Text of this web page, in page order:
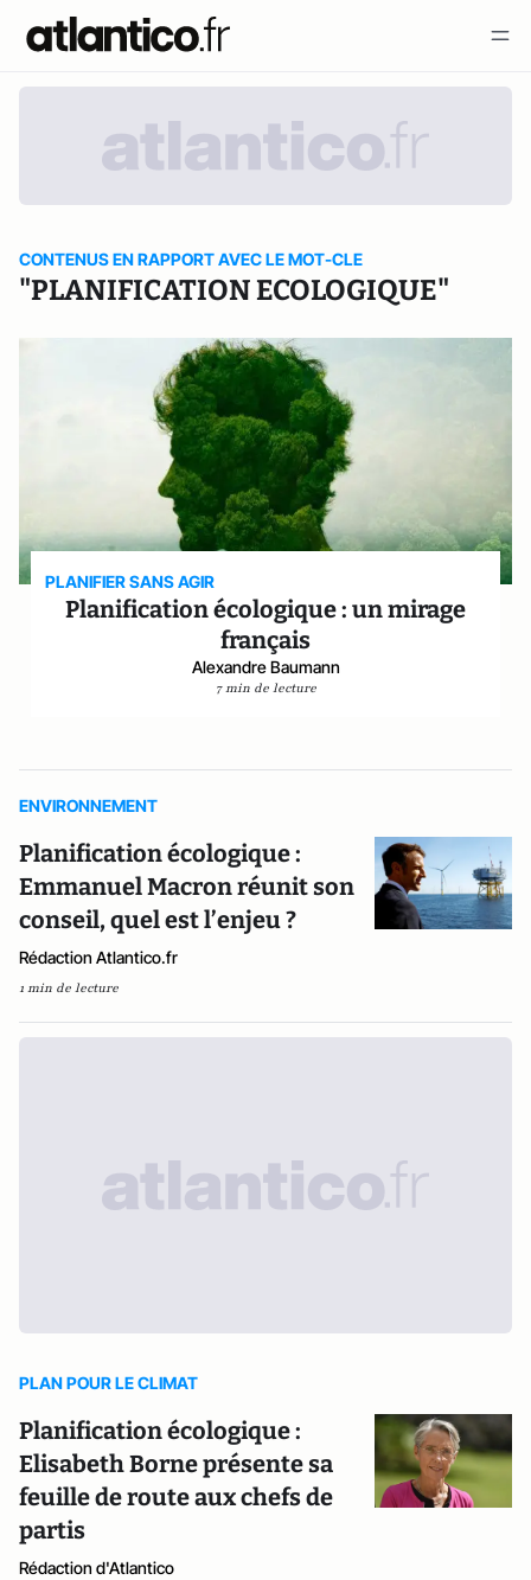
CONTENUS EN RAPPORT AVEC LE MOT-CLE
"PLANIFICATION ECOLOGIQUE"
PLANIFIER SANS AGIR
Planification écologique : un mirage
français
Alexandre Baumann
7 min de lecture
ENVIRONNEMENT
Planification écologique :
Emmanuel Macron réunit son
conseil, quel est l’enjeu ?
Rédaction Atlantico.fr
1 min de lecture
PLAN POUR LE CLIMAT
Planification écologique :
Elisabeth Borne présente sa
feuille de route aux chefs de
partis
Rédaction d'Atlantico